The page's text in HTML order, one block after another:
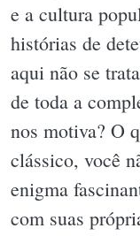
e a cultura
histórias de
aqui não se
de toda a
nos motiva? O
clássico, você
enigma
com suas